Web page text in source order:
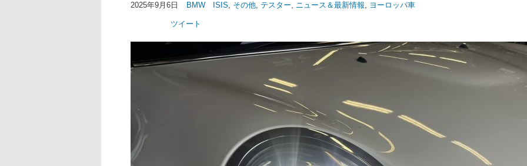
2025年9月6日 BMW ISIS, その他, テスター, ニュース＆最新情報, ヨーロッパ車
ツイート